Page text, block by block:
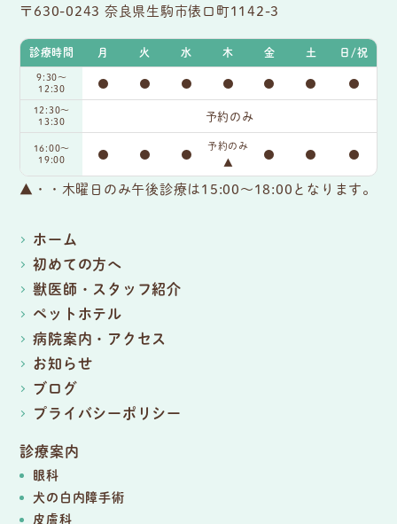
〒630-0243 奈良県生駒市俵口町1142-3
診療時間 月 火 水 木 金 土 日/祝
9:30〜
12:30
● ● ● ● ● ● ●
12:30～
13:30
予約のみ
16:00〜
19:00
● ● ●
予約のみ
▲
● ● ●
▲・・木曜日のみ午後診療は15:00～18:00となります。
ホーム
初めての方へ
獣医師・スタッフ紹介
ペットホテル
病院案内・アクセス
お知らせ
ブログ
プライバシーポリシー
診療案内
眼科
犬の白内障手術
皮膚科